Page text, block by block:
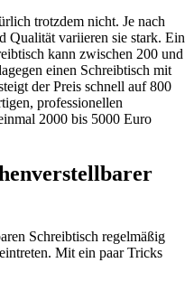
trotzdem nicht. Je nach
Qualität variieren sie stark. Ein
kann zwischen 200 und
einen Schreibtisch mit
der Preis schnell auf 800
professionellen
2000 bis 5000 Euro
Schreibtisch regelmäßig
Mit ein paar Tricks